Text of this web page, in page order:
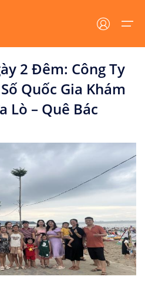
2 Đêm: Công Ty
Quốc Gia Khám
Lò – Quê Bác